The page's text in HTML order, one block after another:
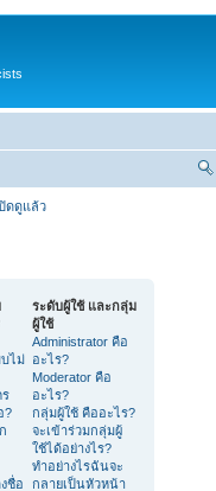
ดดูแล้ว
ไม่
ร
?
ชื่อ
ระดับผู้ใช้ และกลุ่ม
ผู้ใช้
Administrator คือ
อะไร?
Moderator คือ
อะไร?
กลุ่มผู้ใช้ คืออะไร?
จะเข้าร่วมกลุ่มผู้
ใช้ได้อย่างไร?
ทำอย่างไรฉันจะ
กลายเป็นหัวหน้า